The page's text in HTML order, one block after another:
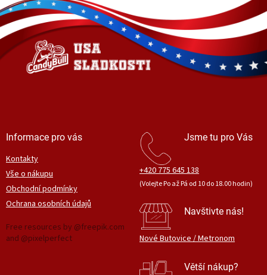
í
p
r
k
y
n
í
á
p
a
í
Informace pro vás
Kontakty
Vše o nákupu
Obchodní podmínky
Ochrana osobních údajů
Free resources by @freepik.com
and @pixelperfect
Jsme tu pro Vás
+420 775 645 138
(Volejte Po až Pá od 10 do 18.00 hodin)
Navštivte nás!
Nové Butovice / Metronom
Větší nákup?